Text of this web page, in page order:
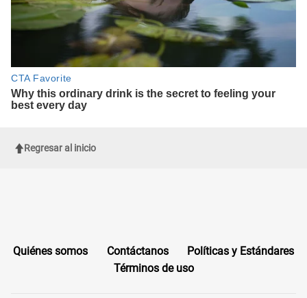
Regresar al inicio
Quiénes somos Contáctanos
Políticas y Estándares
Términos de uso